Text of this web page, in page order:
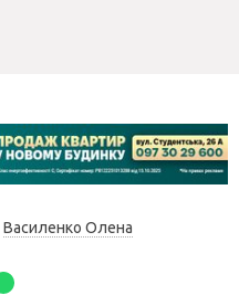
Василенко Олена